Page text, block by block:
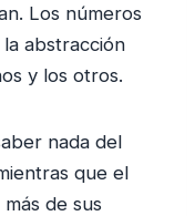
Los números
abstracción
y los otros.
nada del
que el
de sus